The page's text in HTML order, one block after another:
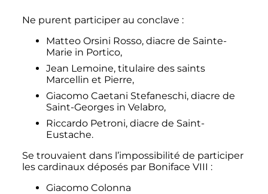
Ne purent participer au conclave :
Matteo Orsini Rosso, diacre de Sainte-
Marie in Portico,
Jean Lemoine, titulaire des saints
Marcellin et Pierre,
Giacomo Caetani Stefaneschi, diacre de
Saint-Georges in Velabro,
Riccardo Petroni, diacre de Saint-
Eustache.
Se trouvaient dans l’impossibilité de participer
les cardinaux déposés par Boniface VIII :
Giacomo Colonna